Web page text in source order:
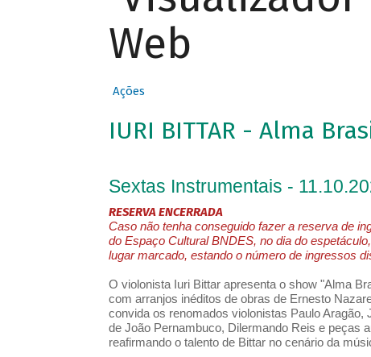
Web
Ações
IURI BITTAR - Alma
Sextas Instrumentais -
RESERVA ENCERRADA
Caso não tenha conseguido fazer a reserva de
do Espaço Cultural BNDES, no dia do
lugar marcado, estando o número de ingressos
O violonista Iuri Bittar apresenta o show "Alma
com arranjos inéditos de obras de Ernesto
convida os renomados violonistas Paulo
de João Pernambuco, Dilermando Reis e peças
reafirmando o talento de Bittar no cenário da